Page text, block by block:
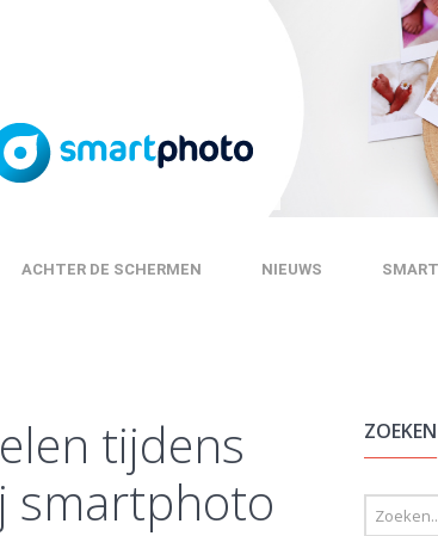
ACHTER DE SCHERMEN NIEUWS
tijdens
smartphoto
ZOEKEN